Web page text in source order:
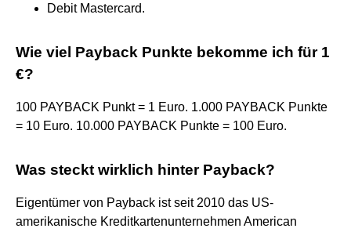
Debit Mastercard.
Wie viel Payback Punkte bekomme ich für 1
€?
100 PAYBACK Punkt = 1 Euro. 1.000 PAYBACK Punkte
= 10 Euro. 10.000 PAYBACK Punkte = 100 Euro.
Was steckt wirklich hinter Payback?
Eigentümer von Payback ist seit 2010 das US-
amerikanische Kreditkartenunternehmen American